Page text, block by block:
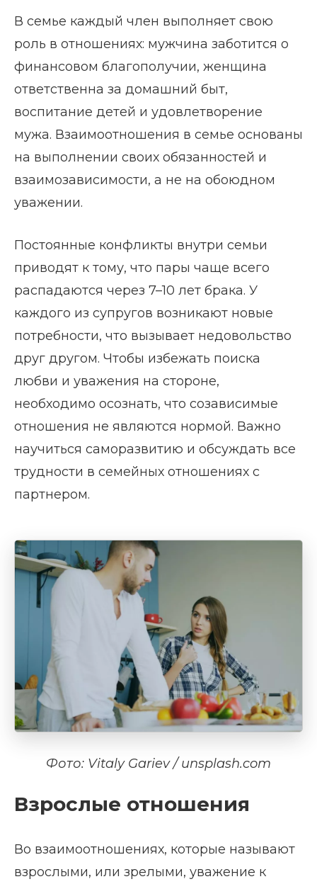
В семье каждый член выполняет свою
роль в отношениях: мужчина заботится о
финансовом благополучии, женщина
ответственна за домашний быт,
воспитание детей и удовлетворение
мужа. Взаимоотношения в семье основаны
на выполнении своих обязанностей и
взаимозависимости, а не на обоюдном
уважении.
Постоянные конфликты внутри семьи
приводят к тому, что пары чаще всего
распадаются через 7–10 лет брака. У
каждого из супругов возникают новые
потребности, что вызывает недовольство
друг другом. Чтобы избежать поиска
любви и уважения на стороне,
необходимо осознать, что созависимые
отношения не являются нормой. Важно
научиться саморазвитию и обсуждать все
трудности в семейных отношениях с
партнером.
Фото: Vitaly Gariev / unsplash.com
Взрослые отношения
Во взаимоотношениях, которые называют
взрослыми, или зрелыми, уважение к